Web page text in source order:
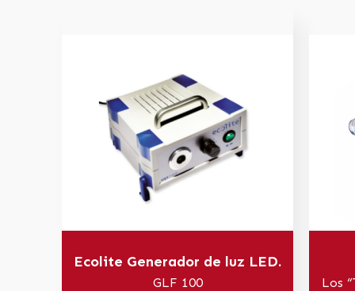
Ecolite Generador de luz LED.
GLF 100
Los